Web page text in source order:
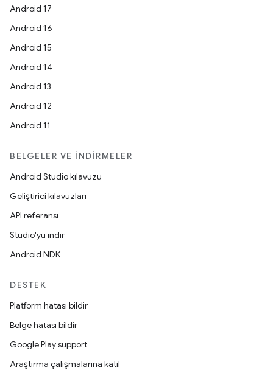
Android 17
Android 16
Android 15
Android 14
Android 13
Android 12
Android 11
BELGELER VE İNDIRMELER
Android Studio kılavuzu
Geliştirici kılavuzları
API referansı
Studio'yu indir
Android NDK
DESTEK
Platform hatası bildir
Belge hatası bildir
Google Play support
Araştırma çalışmalarına katıl